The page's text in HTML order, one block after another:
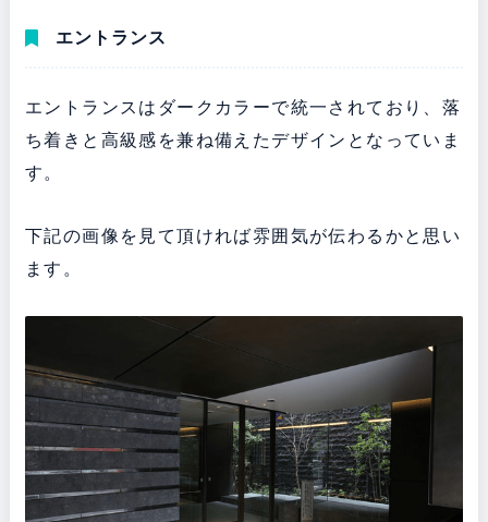
エントランス
エントランスはダークカラーで統一されており、落
ち着きと高級感を兼ね備えたデザインとなっていま
す。
下記の画像を見て頂ければ雰囲気が伝わるかと思い
ます。